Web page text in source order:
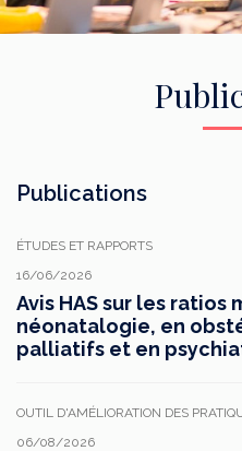
Publications
ÉTUDES ET RAPPORTS
16/06/2026
Avis HAS sur les ratios
néonatalogie, en
palliatifs et en
OUTIL D'AMÉLIORATION DES
06/08/2026